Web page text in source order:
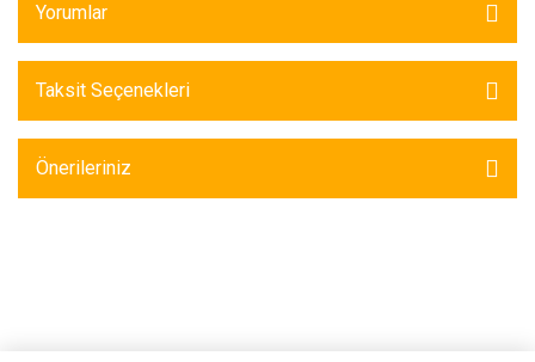
Yorumlar
Taksit Seçenekleri
Önerileriniz